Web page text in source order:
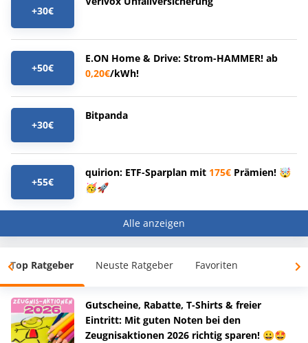
+30€
+50€
E.ON Home & Drive: Strom-HAMMER! ab
0,20€/kWh!
+30€
Bitpanda
+55€
quirion: ETF-Sparplan mit 175€ Prämien! 🤯
🥳🚀
Alle anzeigen
Top Ratgeber Neuste Ratgeber Favoriten
Gutscheine, Rabatte, T-Shirts & freier
Eintritt: Mit guten Noten bei den
Zeugnisaktionen 2026 richtig sparen! 😀🤩